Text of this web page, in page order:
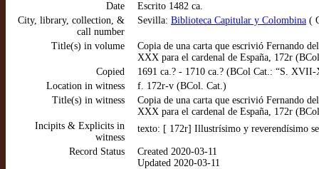
Date
Escrito 1482 ca.
City, library, collection, &
call number
Sevilla: Biblioteca Capitular y Colombina (
Title(s) in volume
Copia de una carta que escrivió Fernando
XXX para el cardenal de España, 172r
Copied
1691 ca.? - 1710 ca.? (BCol Cat.: “S.
Location in witness
f. 172r-v (BCol. Cat.)
Title(s) in witness
Copia de una carta que escrivió Fernando
XXX para el cardenal de España, 172r
Incipits & Explicits in
witness
texto: [ 172r] Illustrísimo y reverendísimo
Record Status
Created 2020-03-11
Updated 2020-03-11